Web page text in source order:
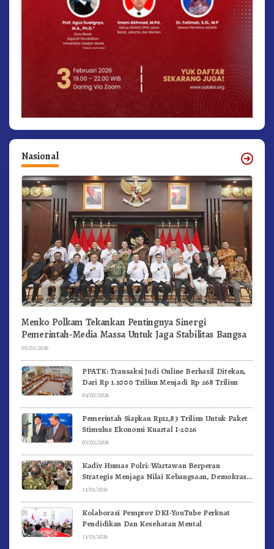
Nasional
Menko Polkam Tekankan Pentingnya Sinergi
Pemerintah-Media Massa Untuk Jaga Stabilitas Bangsa
05/02/2026
PPATK: Transaksi Judi Online Berhasil Ditekan,
Dari Rp 1.1000 Triliun Menjadi Rp 268 Triliun
04/02/2026
Pemerintah Siapkan Rp12,83 Triliun Untuk Paket
Stimulus Ekonomi Kuartal I-2026
03/02/2026
Kadiv Humas Polri: Wartawan Berperan
Strategis Menjaga Nilai Kebangsaan, Demokrasi,
dan NKRI
31/01/2026
Kolaborasi Pemprov DKI-YouTube Perkuat
Pendidikan Dan Kesehatan Mental
31/01/2026